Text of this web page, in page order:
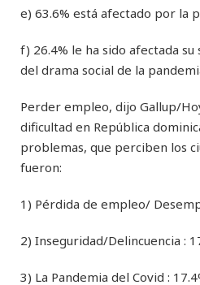
e) 63.6% está afectado por la
f) 26.4% le ha sido afectada su
del drama social de la
Perder empleo, dijo Gallup/
dificultad en República
problemas, que perciben los
fueron:
1) Pérdida de empleo/
2) Inseguridad/Delincuencia :
3) La Pandemia del Covid :